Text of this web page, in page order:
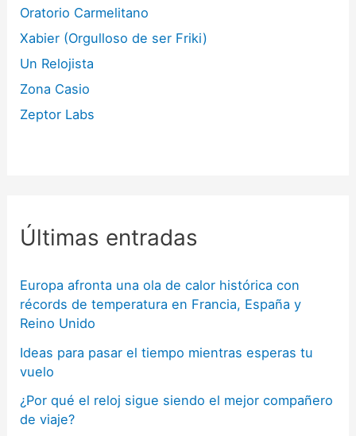
Oratorio Carmelitano
Xabier (Orgulloso de ser Friki)
Un Relojista
Zona Casio
Zeptor Labs
Últimas entradas
Europa afronta una ola de calor histórica con
récords de temperatura en Francia, España y
Reino Unido
Ideas para pasar el tiempo mientras esperas tu
vuelo
¿Por qué el reloj sigue siendo el mejor compañero
de viaje?